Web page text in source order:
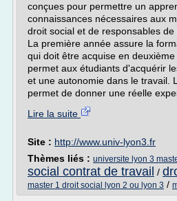
conçues pour permettre un
connaissances nécessaires aux
droit social et de responsables de
La première année assure la
qui doit être acquise en
permet aux étudiants d'acquérir
et une autonomie dans le travail.
permet de donner une réelle
Lire la suite
Site : http://www.univ-lyon3.fr
Thèmes liés : universite lyon 3
social contrat de travail /
master 1 droit social lyon 2 ou lyon 3 /